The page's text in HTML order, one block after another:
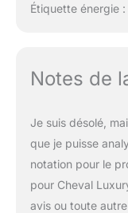
Étiquette énergie :
Notes de
Je suis désolé,
que je puisse
notation pour le
pour Cheval
avis ou toute